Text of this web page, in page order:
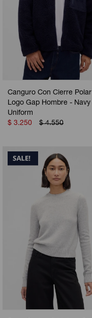
Canguro Con Cierre Polar
Logo Gap Hombre - Navy
Uniform
$ 3.250 $ 4.550